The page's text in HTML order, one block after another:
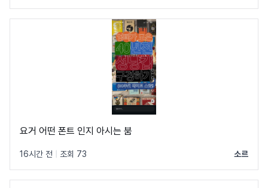
요거 어떤 폰트 인지 아시는 붐
16시간 전 조회 73 소르